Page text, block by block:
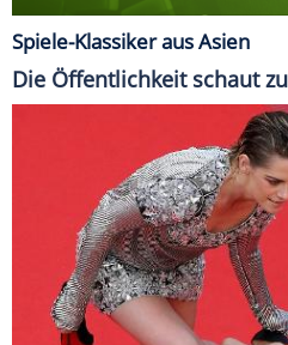
Spiele-Klassiker aus Asien
Die Öffentlichkeit schaut